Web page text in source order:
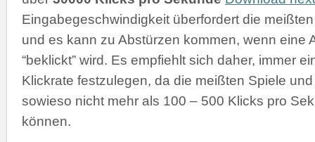
Eingabegeschwindigkeit überfordert die
und es kann zu Abstürzen kommen, wenn eine
“beklickt” wird. Es empfiehlt sich daher, immer
Klickrate festzulegen, da die meißten Spiele
sowieso nicht mehr als 100 – 500 Klicks pro
können.